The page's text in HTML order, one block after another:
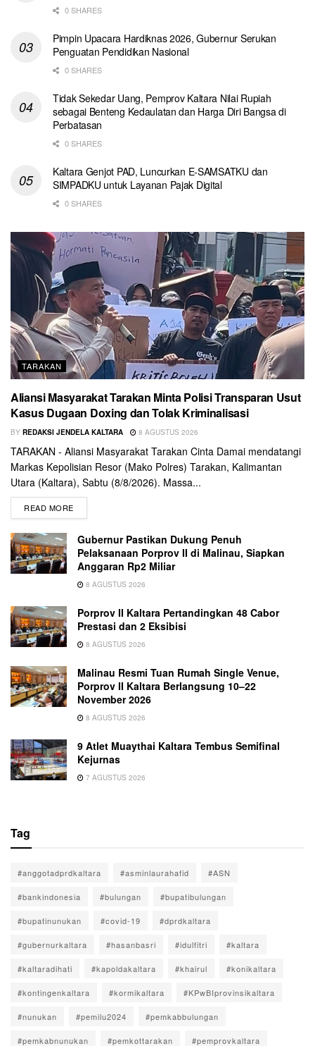
0 SHARES
Pimpin Upacara Hardiknas 2026, Gubernur Serukan
Penguatan Pendidikan Nasional
0 SHARES
Tidak Sekedar Uang, Pemprov Kaltara Nilai Rupiah
sebagai Benteng Kedaulatan dan Harga Diri Bangsa di
Perbatasan
0 SHARES
Kaltara Genjot PAD, Luncurkan E-SAMSATKU dan
SIMPADKU untuk Layanan Pajak Digital
0 SHARES
TARAKAN
Aliansi Masyarakat Tarakan Minta Polisi Transparan Usut
Kasus Dugaan Doxing dan Tolak Kriminalisasi
BY REDAKSI JENDELA KALTARA 8 AGUSTUS 2026
TARAKAN - Aliansi Masyarakat Tarakan Cinta Damai mendatangi
Markas Kepolisian Resor (Mako Polres) Tarakan, Kalimantan
Utara (Kaltara), Sabtu (8/8/2026). Massa...
READ MORE
Gubernur Pastikan Dukung Penuh
Pelaksanaan Porprov II di Malinau, Siapkan
Anggaran Rp2 Miliar
8 AGUSTUS 2026
Porprov II Kaltara Pertandingkan 48 Cabor
Prestasi dan 2 Eksibisi
8 AGUSTUS 2026
Malinau Resmi Tuan Rumah Single Venue,
Porprov II Kaltara Berlangsung 10–22
November 2026
8 AGUSTUS 2026
9 Atlet Muaythai Kaltara Tembus Semifinal
Kejurnas
7 AGUSTUS 2026
Tag
#anggotadprdkaltara #asminlaurahafid #ASN
#bankindonesia #bulungan #bupatibulungan
#bupatinunukan #covid-19 #dprdkaltara
#gubernurkaltara #hasanbasri #idulfitri #kaltara
#kaltaradihati #kapoldakaltara #khairul #konikaltara
#kontingenkaltara #kormikaltara #KPwBIprovinsikaltara
#nunukan #pemilu2024 #pemkabbulungan
#pemkabnunukan #pemkottarakan #pemprovkaltara